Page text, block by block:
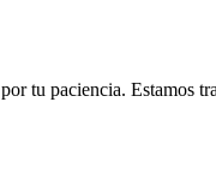
tu paciencia. Estamos